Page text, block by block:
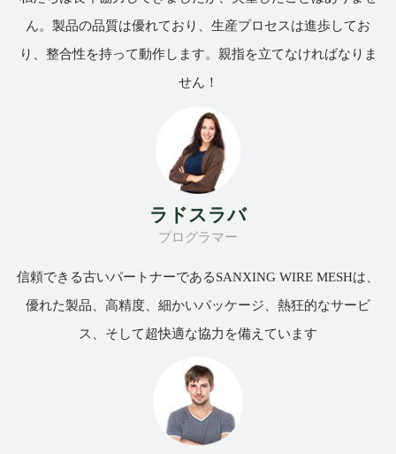
ん。製品の品質は優れており、生産プロセスは進歩してお
り、整合性を持って動作します。親指を立てなければなりま
せん！
ラドスラバ
プログラマー
信頼できる古いパートナーであるSANXING WIRE MESHは、
優れた製品、高精度、細かいパッケージ、熱狂的なサービ
ス、そして超快適な協力を備えています